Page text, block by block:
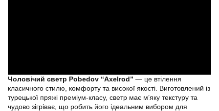
Чоловічий светр Pobedov “Axelrod” — це втілення
класичного стилю, комфорту та високої якості. Виготовлений із
турецької пряжі преміум-класу, светр має м’яку текстуру та
чудово зігріває, що робить його ідеальним вибором для